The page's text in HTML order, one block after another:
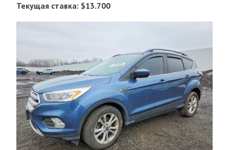
Текущая ставка: $13.700